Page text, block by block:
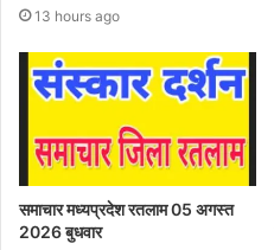
13 hours ago
समाचार मध्यप्रदेश रतलाम 05 अगस्त
2026 बुधवार